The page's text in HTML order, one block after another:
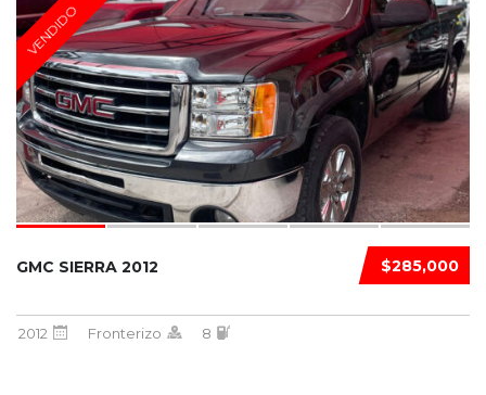
VENDIDO
$285,000
GMC SIERRA 2012
2012 Fronterizo 8